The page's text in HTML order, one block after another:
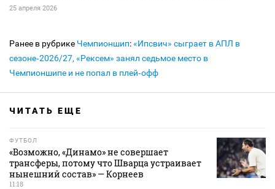
25 апреля 2026
Ранее в рубрике Чемпионшип:«Ипсвич» сыграет в АПЛ в
сезоне‑2026/27, «Рексем» занял седьмое место в
Чемпионшипе и не попал в плей‑офф
ЧИТАТЬ ЕЩЕ
ФУТБОЛ
«Возможно, «Динамо» не совершает
трансферы, потому что Шварца устраивает
нынешний состав» — Корнеев
11:18